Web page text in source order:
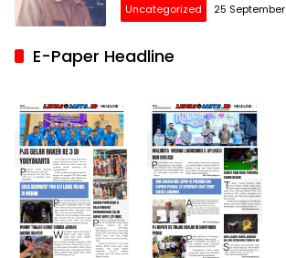
Uncategorized 25
E-Paper Headline